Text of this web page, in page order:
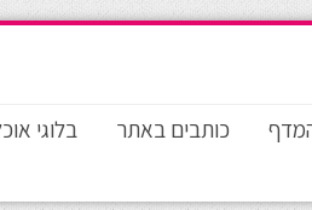
כותבים באתר בלוגי